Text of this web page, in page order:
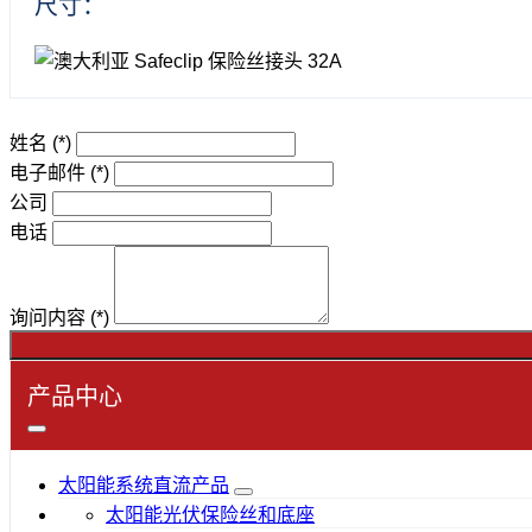
尺寸：
姓名 (*)
电子邮件 (*)
公司
电话
询问内容 (*)
产品中心
太阳能系统直流产品
太阳能光伏保险丝和底座